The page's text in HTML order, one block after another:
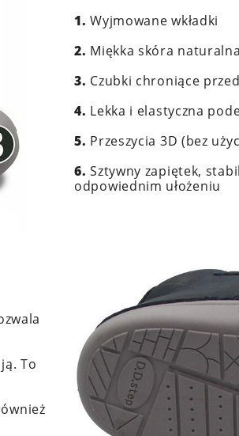
1. Wyjmowane wkładki
2. Miękka skóra naturalna
3. Czubki chroniące
4. Lekka i elastyczna
5. Przeszycia 3D (bez
6. Sztywny zapiętek,
odpowiednim ułożeniu
To